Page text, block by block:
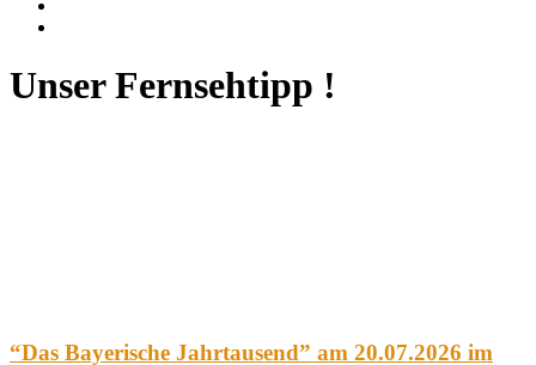
Unser Fernsehtipp !
“Das Bayerische Jahrtausend” am 20.07.2026 im